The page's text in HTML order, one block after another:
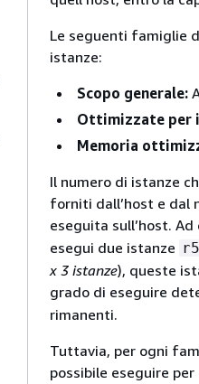
Le seguenti famiglie
istanze:
Scopo generale:
Ottimizzate per
Memoria
Il numero di istanze
forniti dall’host e dal
eseguita sull’host.
esegui due istanze
x 3 istanze), queste
grado di eseguire
rimanenti.
Tuttavia, per ogni
possibile eseguire